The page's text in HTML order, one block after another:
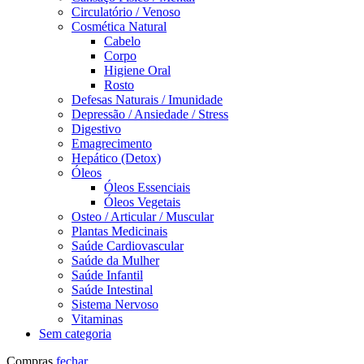
Circulatório / Venoso
Cosmética Natural
Cabelo
Corpo
Higiene Oral
Rosto
Defesas Naturais / Imunidade
Depressão / Ansiedade / Stress
Digestivo
Emagrecimento
Hepático (Detox)
Óleos
Óleos Essenciais
Óleos Vegetais
Osteo / Articular / Muscular
Plantas Medicinais
Saúde Cardiovascular
Saúde da Mulher
Saúde Infantil
Saúde Intestinal
Sistema Nervoso
Vitaminas
Sem categoria
Compras fechar